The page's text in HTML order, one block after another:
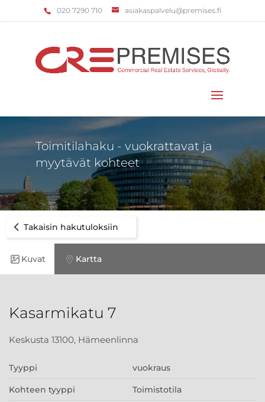
‌020 7290 710 asiakaspalvelu@premises.fi
Toimitilahaku - vuokrattavat ja
myytävät kohteet
Takaisin hakutuloksiin
Kuvat Kartta
Kasarmikatu 7
Keskusta 13100, Hämeenlinna
Tyyppi vuokraus
Kohteen tyyppi Toimistotila